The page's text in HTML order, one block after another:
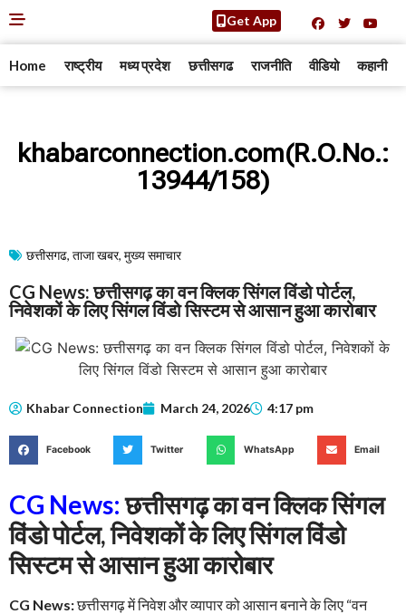
Get App
Home राष्ट्रीय मध्य प्रदेश छत्तीसगढ राजनीति वीडियो कहानी
khabarconnection.com(R.O.No.:
13944/158)
छत्तीसगढ, ताजा खबर, मुख्य समाचार​
CG News: छत्तीसगढ़ का वन क्लिक सिंगल विंडो पोर्टल,
निवेशकों के लिए सिंगल विंडो सिस्टम से आसान हुआ कारोबार
Khabar Connection March 24, 2026 4:17 pm
Facebook Twitter WhatsApp Email
CG News:छत्तीसगढ़ का वन क्लिक सिंगल
विंडो पोर्टल, निवेशकों के लिए सिंगल विंडो
सिस्टम से आसान हुआ कारोबार
CG News:छत्तीसगढ़ में निवेश और व्यापार को आसान बनाने के लिए “वन